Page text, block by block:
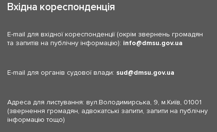
Вхідна кореспонденція
E-mail для вхідної кореспонденції (окрім звернень громадян
та запитів на публічну інформацію): info dmsu.gov.ua
E-mail для органів судової влади: sud dmsu.gov.ua
Адреса для листування: вул.Володимирська, 9, м.Київ, 01001
(звернення громадян, адвокатські запити, запити на публічну
інформацію тощо)